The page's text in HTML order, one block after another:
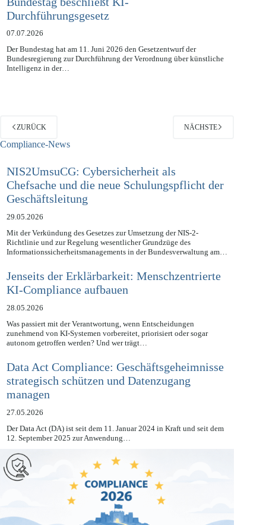
Bundestag beschließt KI-
Durchführungsgesetz
07.07.2026
Der Bundestag hat am 11. Juni 2026 den Gesetzentwurf der
Bundesregierung zur Durchführung der Verordnung über künstliche
ZURÜCK
NIS2UmsuCG: Cybersicherheit als
Chefsache und die neue Schulungspflicht der
Geschäftsleitung
29.05.2026
Mit der Verkündung des Gesetzes zur Umsetzung der NIS-2-
Richtlinie und zur Regelung wesentlicher Grundzüge des
Jenseits der Erklärbarkeit: Menschzentrierte
KI-Compliance aufbauen
28.05.2026
Was passiert mit der Verantwortung, wenn Entscheidungen
zunehmend von KI-Systemen vorbereitet, priorisiert oder sogar
Data Act Compliance: Geschäftsgeheimnisse
strategisch schützen und Datenzugang
managen
27.05.2026
Der Data Act (DA) ist seit dem 11. Januar 2024 in Kraft und seit dem
12. September 2025 zur Anwendung…